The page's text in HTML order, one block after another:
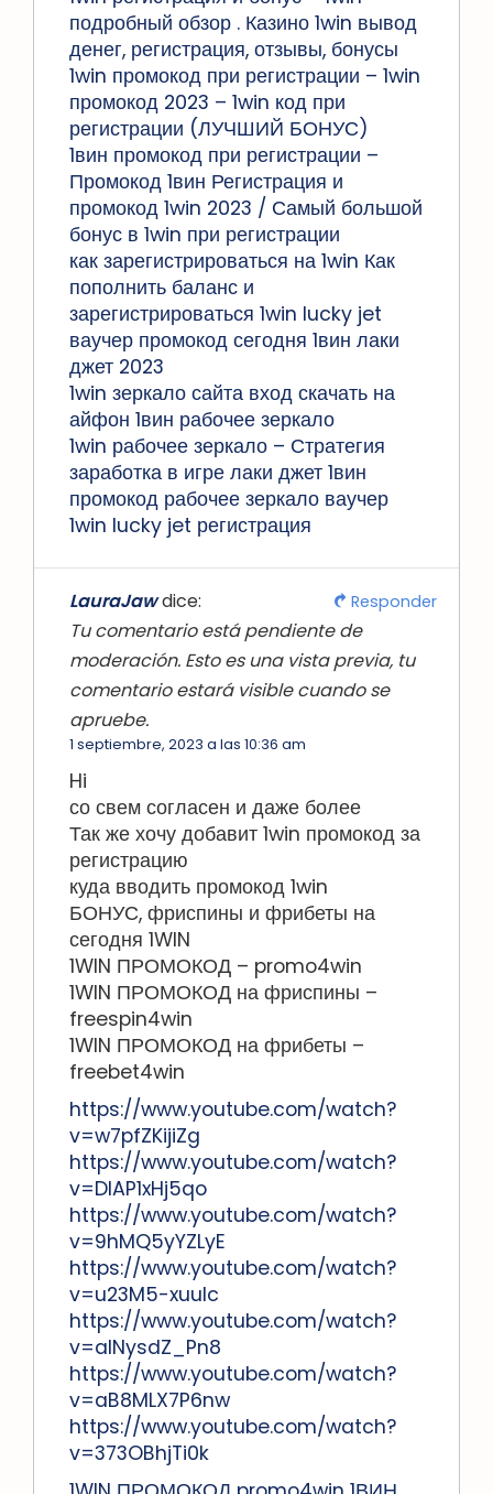
подробный обзор . Казино 1win вывод
денег, регистрация, отзывы, бонусы
1win промокод при регистрации – 1win
промокод 2023 – 1win код при
регистрации (ЛУЧШИЙ БОНУС)
1вин промокод при регистрации –
Промокод 1вин Регистрация и
промокод 1win 2023 / Самый большой
бонус в 1win при регистрации
как зарегистрироваться на 1win Как
пополнить баланс и
зарегистрироваться 1win lucky jet
ваучер промокод сегодня 1вин лаки
джет 2023
1win зеркало сайта вход скачать на
айфон 1вин рабочее зеркало
1win рабочее зеркало – Стратегия
заработка в игре лаки джет 1вин
промокод рабочее зеркало ваучер
1win lucky jet регистрация
LauraJawdice:
Tu comentario está pendiente de
moderación. Esto es una vista previa, tu
comentario estará visible cuando se
apruebe.
1 septiembre, 2023 a las 10:36 am
Hi
со свем согласен и даже более
Так же хочу добавит 1win промокод за
регистрацию
куда вводить промокод 1win
БОНУС, фриспины и фрибеты на
сегодня 1WIN
1WIN ПРОМОКОД – promo4win
1WIN ПРОМОКОД на фриспины –
freespin4win
1WIN ПРОМОКОД на фрибеты –
freebet4win
https://www.youtube.com/watch?
v=w7pfZKijiZg
https://www.youtube.com/watch?
v=DIAP1xHj5qo
https://www.youtube.com/watch?
v=9hMQ5yYZLyE
https://www.youtube.com/watch?
v=u23M5-xuuIc
https://www.youtube.com/watch?
v=alNysdZ_Pn8
https://www.youtube.com/watch?
v=aB8MLX7P6nw
https://www.youtube.com/watch?
v=373OBhjTi0k
Responder